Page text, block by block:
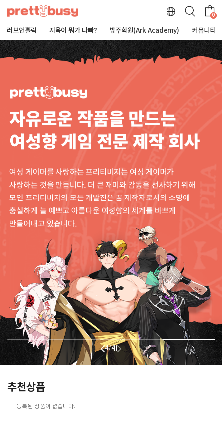
0
러브언홀릭 지옥이 뭐가 나빠? 방주학원(Ark Academy) 커뮤니티
4/4
추천상품
등록된 상품이 없습니다.